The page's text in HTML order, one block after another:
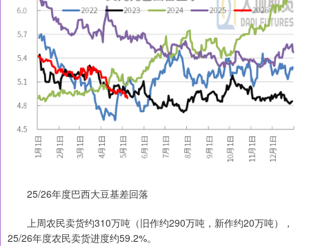
25/26年度巴西大豆基差回落
上周农民卖货约310万吨（旧作约290万吨，新作约20万吨），
25/26年度农民卖货进度约59.2%。